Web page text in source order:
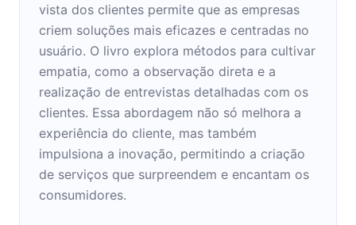
vista dos clientes permite que as empresas
criem soluções mais eficazes e centradas no
usuário. O livro explora métodos para cultivar
empatia, como a observação direta e a
realização de entrevistas detalhadas com os
clientes. Essa abordagem não só melhora a
experiência do cliente, mas também
impulsiona a inovação, permitindo a criação
de serviços que surpreendem e encantam os
consumidores.